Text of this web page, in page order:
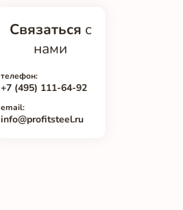
Связаться с
нами
телефон:
+7 (495) 111-64-92
email:
info@profitsteel.ru